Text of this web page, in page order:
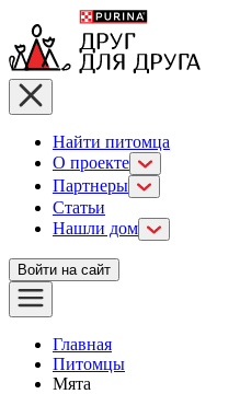
Найти питомца
О проекте
Партнеры
Статьи
Нашли дом
Войти на сайт
Главная
Питомцы
Мята